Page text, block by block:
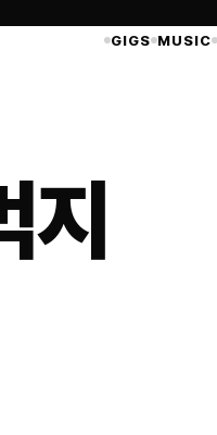
GIGS MUSIC